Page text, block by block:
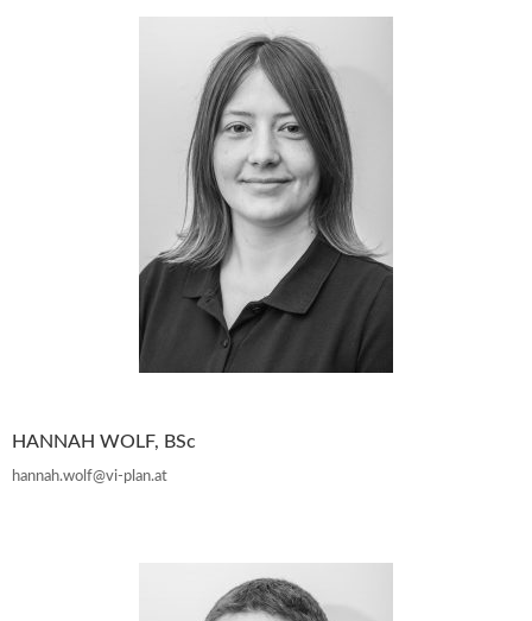
HANNAH WOLF, BSc
hannah.wolf@vi-plan.at